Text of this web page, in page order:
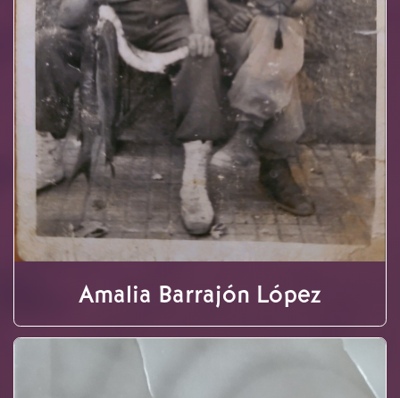
Amalia Barrajón López